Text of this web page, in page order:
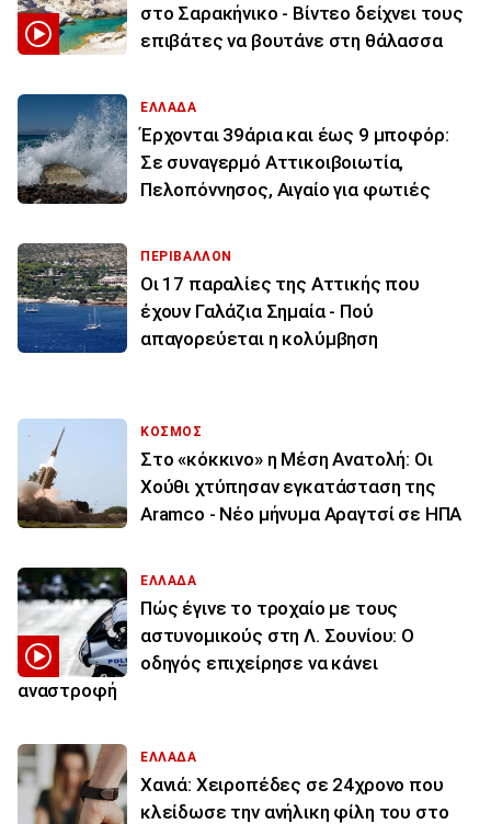
στο Σαρακήνικο - Βίντεο δείχνει τους
επιβάτες να βουτάνε στη θάλασσα
ΕΛΛΑΔΑ
Έρχονται 39άρια και έως 9 μποφόρ:
Σε συναγερμό Αττικοιβοιωτία,
Πελοπόννησος, Αιγαίο για φωτιές
ΠΕΡΙΒΑΛΛΟΝ
Οι 17 παραλίες της Αττικής που
έχουν Γαλάζια Σημαία - Πού
απαγορεύεται η κολύμβηση
ΚΟΣΜΟΣ
Στο «κόκκινο» η Μέση Ανατολή: Οι
Χούθι χτύπησαν εγκατάσταση της
Aramco - Νέο μήνυμα Αραγτσί σε ΗΠΑ
ΕΛΛΑΔΑ
Πώς έγινε το τροχαίο με τους
αστυνομικούς στη Λ. Σουνίου: Ο
οδηγός επιχείρησε να κάνει
αναστροφή
ΕΛΛΑΔΑ
Χανιά: Χειροπέδες σε 24χρονο που
κλείδωσε την ανήλικη φίλη του στο